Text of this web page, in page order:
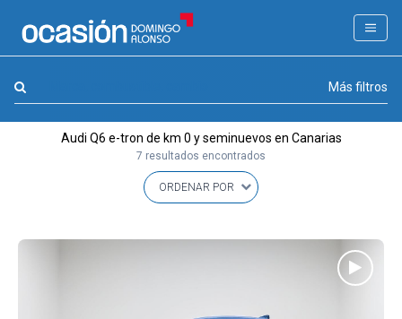
FILTROS
APPROVED
Más filtros
Audi Q6 e-tron de km 0 y seminuevos en Canarias
7 resultados encontrados